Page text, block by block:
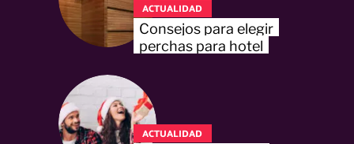
ACTUALIDAD
Consejos para elegir
perchas para hotel
ACTUALIDAD